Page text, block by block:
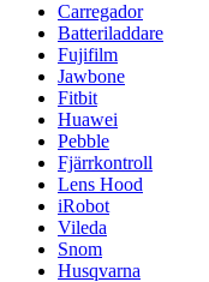
Carregador
Batteriladdare
Fujifilm
Jawbone
Fitbit
Huawei
Pebble
Fjärrkontroll
Lens Hood
iRobot
Vileda
Snom
Husqvarna